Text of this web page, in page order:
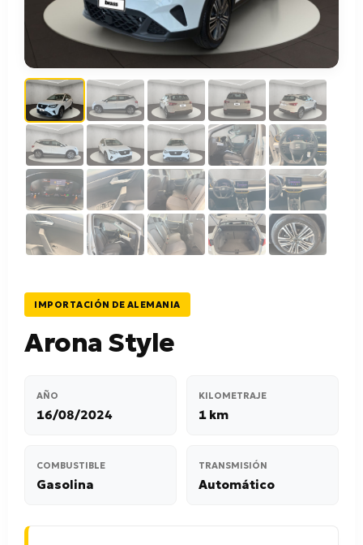
IMPORTACIÓN DE ALEMANIA
Arona Style
AÑO
16/08/2024
KILOMETRAJE
1 km
COMBUSTIBLE
Gasolina
TRANSMISIÓN
Automático